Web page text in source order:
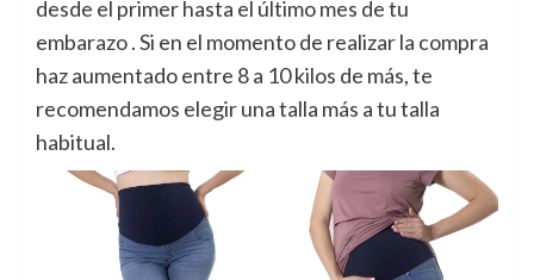
desde el primer hasta el último mes de tu
embarazo . Si en el momento de realizar la compra
haz aumentado entre 8 a 10 kilos de más, te
recomendamos elegir una talla más a tu talla
habitual.